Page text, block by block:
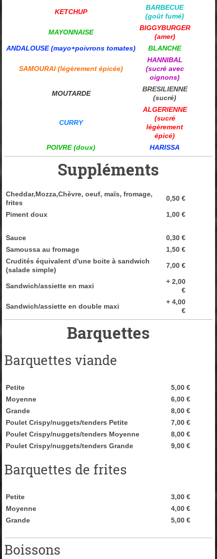
KETCHUP
BARBECUE
(goût fumé)
MAYONNAISE
BIGGYBURGER
(amer)
ANDALOUSE (mayo+poivrons tomates)
BLANCHE
SAMOURAI (légèrement épicée)
HANNIBAL
(sucré avec
oignons)
MOUTARDE
BRESILIENNE
(sucré)
CURRY
ALGERIENNE
(sucré
légèrement
épicé)
POIVRE (doux)
HARISSA
Suppléments
Cheddar,Mozza,Chèvre, oeuf, maïs, fromage,
frites
0,50 €
Piment doux 1,00 €
Sauce
0,30 €
Samoussa au fromage
1,50 €
Crudités équivalent d'une boite à sandwich
(salade simple)
7,00 €
Sandwich/assiette en maxi
+ 2,00
€
Sandwich/assiette en double maxi
+ 4,00
€
Barquettes
Barquettes viande
Petite
5,00 €
Moyenne
6,00 €
Grande
8,00 €
Poulet Crispy/nuggets/tenders Petite
7,00 €
Poulet Crispy/nuggets/tenders Moyenne
8,00 €
Poulet Crispy/nuggets/tenders Grande
9,00 €
Barquettes de frites
Petite
3,00 €
Moyenne
4,00 €
Grande
5,00 €
Boissons